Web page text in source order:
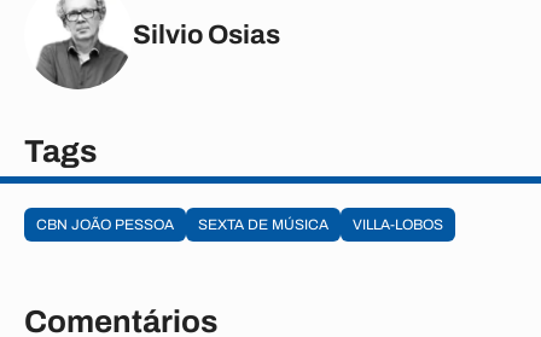
Silvio Osias
Tags
CBN JOÃO PESSOA SEXTA DE MÚSICA VILLA-LOBOS
Comentários